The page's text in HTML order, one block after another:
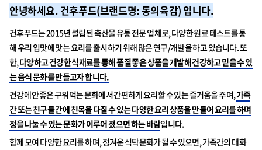
안녕하세요. 건후푸드(브랜드명: 동의육감) 입니다.
건후푸드는 2015년 설립된 축산물 유통 전문 업체로, 다양한 원료 테스트를 통
해 우리 입맛에 맛는 요리를 출시하기 위해 많은 연구/개발을 하고 있습니다. 또
한,다양하고 건강한 식재료를 통해 품질 좋은 상품을 개발해 건강하고 믿을 수 있
는 음식 문화를 만들고자 합니다.
건강에 안좋은 구워먹는 문화에서 간편하게 요리할 수 있는 즐거움을 주며,가족
간 또는 친구들 간에 친목을 다질 수 있는 다양한 요리 상품을 만들어 요리를 하며
정을 나눌 수 있는 문화가 이루어 졌으면 하는 바람입니다.
함께 모여 다양한 요리를 하며, 정겨운 식탁문화가 될 수 있으면, 가족간의 대화